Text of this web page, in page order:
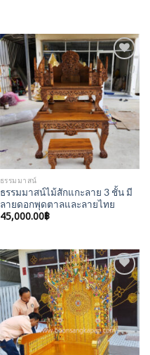
Add to
Wishlist
ธรรมมาสน์
ธรรมมาสน์ไม้สักแกะลาย 3 ชั้น มี
ลายดอกพุดตาลและลายไทย
45,000.00฿
Add to
Wishlist